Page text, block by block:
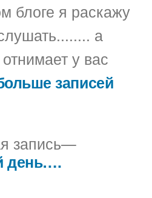
блоге я раскажу
а
у вас
записей
запись
Следующая
день….